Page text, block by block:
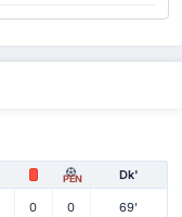
PEN Dk'
0 0 69'